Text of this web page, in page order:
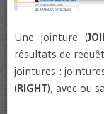
Une jointure (
résultats de
jointures :
(RIGHT), avec ou